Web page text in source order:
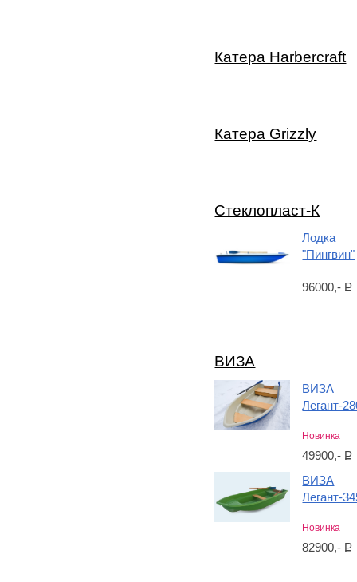
Катера Harbercraft
Катера Grizzly
Стеклопласт-К
Лодка
"Пингвин"
96000,- Р
ВИЗА
ВИЗА
Легант-
Новинка
49900,- Р
ВИЗА
Легант-
Новинка
82900,- Р